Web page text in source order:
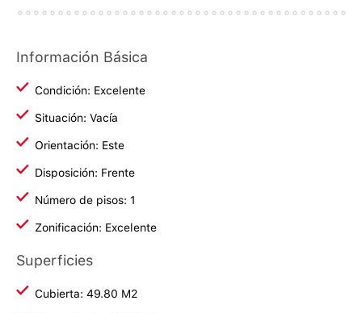
Información Básica
Condición: Excelente
Situación: Vacía
Orientación: Este
Disposición: Frente
Número de pisos: 1
Zonificación: Excelente
Superficies
Cubierta: 49.80 M2